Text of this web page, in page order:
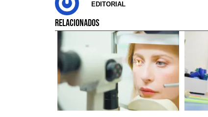
EDITORIAL
RELACIONADOS